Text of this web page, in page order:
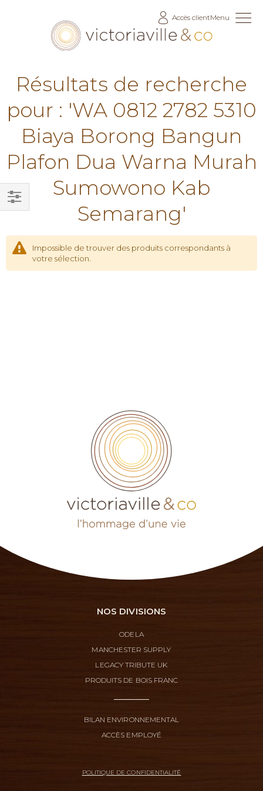
Accès clientMenu
Résultats de recherche
pour : 'WA 0812 2782 5310
Biaya Borong Bangun
Plafon Dua Warna Murah
Sumowono Kab
Semarang'
Impossible de trouver des produits correspondants à
votre sélection.
Filtrer
NOS DIVISIONS
ODELA
MANCHESTER SUPPLY
LEGACY TRIBUTE UK
PRODUITS DE BOIS FRANC
BILAN ENVIRONNEMENTAL
ACCÈS EMPLOYÉ
POLITIQUE DE CONFIDENTIALITÉ